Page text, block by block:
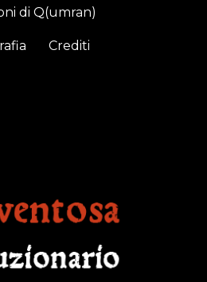
di Q(umran)
Crediti